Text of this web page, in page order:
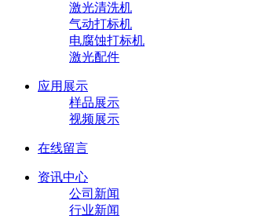
激光清洗机
气动打标机
电腐蚀打标机
激光配件
应用展示
样品展示
视频展示
在线留言
资讯中心
公司新闻
行业新闻